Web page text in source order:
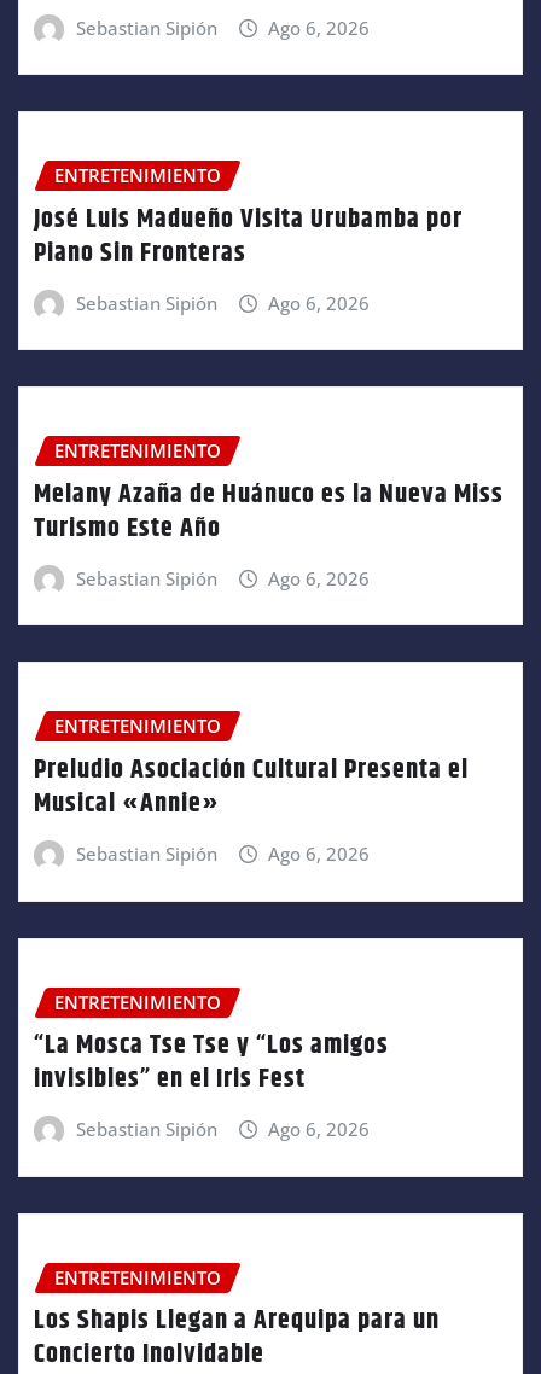
Sebastian Sipión Ago 6, 2026
ENTRETENIMIENTO
José Luis Madueño Visita Urubamba por
Piano Sin Fronteras
Sebastian Sipión Ago 6, 2026
ENTRETENIMIENTO
Melany Azaña de Huánuco es la Nueva Miss
Turismo Este Año
Sebastian Sipión Ago 6, 2026
ENTRETENIMIENTO
Preludio Asociación Cultural Presenta el
Musical «Annie»
Sebastian Sipión Ago 6, 2026
ENTRETENIMIENTO
“La Mosca Tse Tse y “Los amigos
invisibles” en el Iris Fest
Sebastian Sipión Ago 6, 2026
ENTRETENIMIENTO
Los Shapis Llegan a Arequipa para un
Concierto Inolvidable